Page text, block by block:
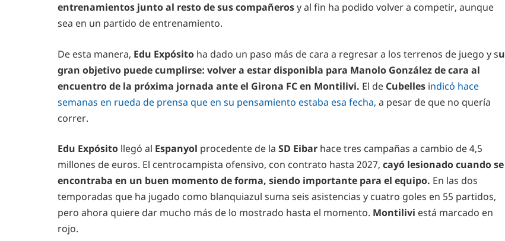
entrenamientos junto al resto de sus compañerosy al fin ha podido volver a competir, aunque
sea en un partido de entrenamiento.
De esta manera, Edu Expósito ha dado un paso más de cara a regresar a los terrenos de juego y su
gran objetivo puede cumplirse: volver a estar disponibla para Manolo González de cara al
encuentro de la próxima jornada ante el Girona FC en Montilivi. El de Cubelles indicó hace
semanas en rueda de prensa que en su pensamiento estaba esa fecha, a pesar de que no quería
correr.
Edu Expósito llegó al Espanyol procedente de la SD Eibar hace tres campañas a cambio de 4,5
millones de euros. El centrocampista ofensivo, con contrato hasta 2027, cayó lesionado cuando se
encontraba en un buen momento de forma, siendo importante para el equipo. En las dos
temporadas que ha jugado como blanquiazul suma seis asistencias y cuatro goles en 55 partidos,
pero ahora quiere dar mucho más de lo mostrado hasta el momento. Montilivi está marcado en
rojo.